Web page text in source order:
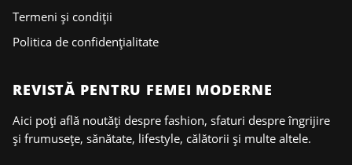
Termeni și condiții
Politica de confidențialitate
REVISTĂ PENTRU FEMEI MODERNE
Aici poți află noutăți despre fashion, sfaturi despre îngrijire
și frumusețe, sănătate, lifestyle, călătorii și multe altele.